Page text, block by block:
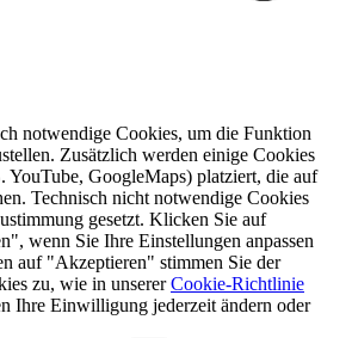
notwendige Cookies, um die Funktion
Zusätzlich werden einige Cookies
YouTube, GoogleMaps) platziert, die auf
Technisch nicht notwendige Cookies
gesetzt. Klicken Sie auf
wenn Sie Ihre Einstellungen anpassen
auf "Akzeptieren" stimmen Sie der
zu, wie in unsererCookie-Richtlinie
Ihre Einwilligung jederzeit ändern oder